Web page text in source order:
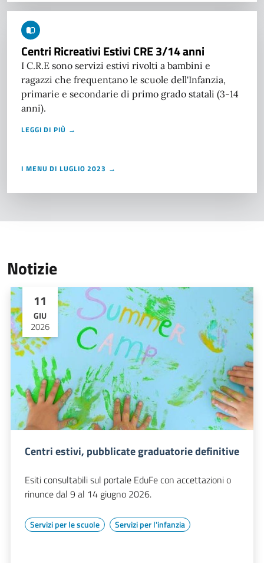
Centri Ricreativi Estivi CRE 3/14 anni
I C.R.E sono servizi estivi rivolti a bambini e
ragazzi che frequentano le scuole dell'Infanzia,
primarie e secondarie di primo grado statali (3-14
anni).
LEGGI DI PIÙ →
I MENU DI LUGLIO 2023 →
Notizie
11
GIU
2026
Centri estivi, pubblicate graduatorie definitive
Esiti consultabili sul portale EduFe con accettazioni o
rinunce dal 9 al 14 giugno 2026.
Servizi per le scuole Servizi per l'infanzia